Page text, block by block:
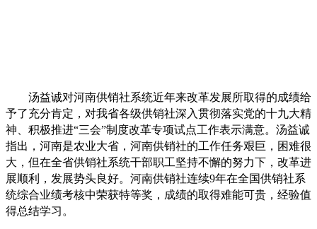
汤益诚对河南供销社系统近年来改革发展所取得的成绩给
予了充分肯定，对我省各级供销社深入贯彻落实党的十九大精
神、积极推进“三会”制度改革专项试点工作表示满意。汤益诚
指出，河南是农业大省，河南供销社的工作任务艰巨，困难很
大，但在全省供销社系统干部职工坚持不懈的努力下，改革进
展顺利，发展势头良好。河南供销社连续9年在全国供销社系
统综合业绩考核中荣获特等奖，成绩的取得难能可贵，经验值
得总结学习。